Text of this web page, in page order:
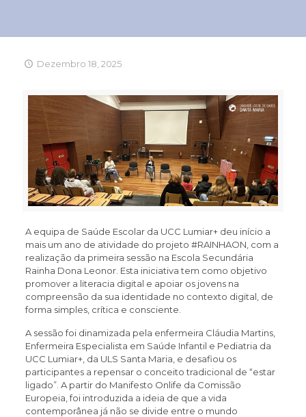
Dezembro 18, 2025
A equipa de Saúde Escolar da UCC Lumiar+ deu início a
mais um ano de atividade do projeto #RAINHAON, com a
realização da primeira sessão na Escola Secundária
Rainha Dona Leonor. Esta iniciativa tem como objetivo
promover a literacia digital e apoiar os jovens na
compreensão da sua identidade no contexto digital, de
forma simples, crítica e consciente.
A sessão foi dinamizada pela enfermeira Cláudia Martins,
Enfermeira Especialista em Saúde Infantil e Pediatria da
UCC Lumiar+, da ULS Santa Maria, e desafiou os
participantes a repensar o conceito tradicional de “estar
ligado”. A partir do Manifesto Onlife da Comissão
Europeia, foi introduzida a ideia de que a vida
contemporânea já não se divide entre o mundo